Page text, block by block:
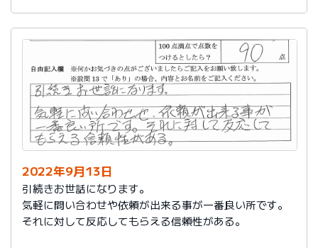
2022年9月13日
引続きお世話になります。
気軽に問い合わせや依頼が出来る事が一番良い所です。
それに対して反応してもらえる信頼性がある。